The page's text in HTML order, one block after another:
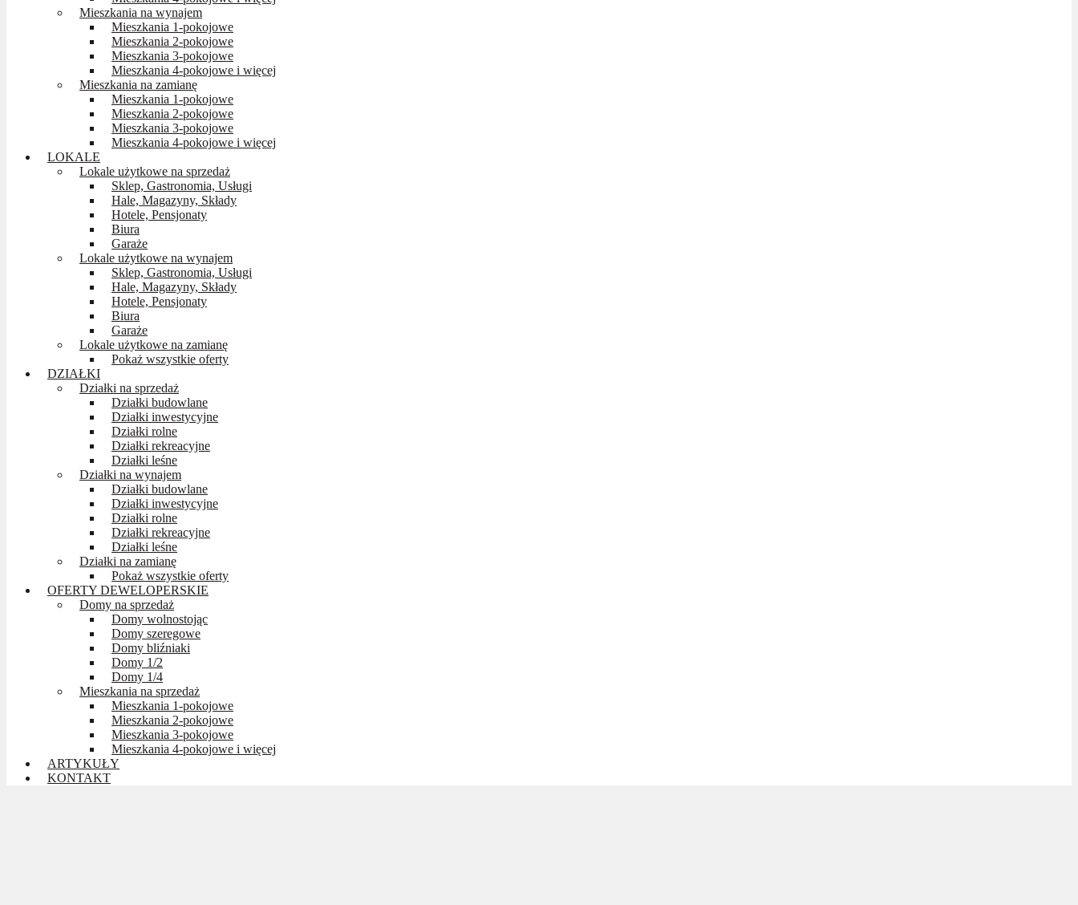
Mieszkania na wynajem
Mieszkania 1-pokojowe
Mieszkania 2-pokojowe
Mieszkania 3-pokojowe
Mieszkania 4-pokojowe i więcej
Mieszkania na zamianę
Mieszkania 1-pokojowe
Mieszkania 2-pokojowe
Mieszkania 3-pokojowe
Mieszkania 4-pokojowe i więcej
LOKALE
Lokale użytkowe na sprzedaż
Sklep, Gastronomia, Usługi
Hale, Magazyny, Składy
Hotele, Pensjonaty
Biura
Garaże
Lokale użytkowe na wynajem
Sklep, Gastronomia, Usługi
Hale, Magazyny, Składy
Hotele, Pensjonaty
Biura
Garaże
Lokale użytkowe na zamianę
Pokaż wszystkie oferty
DZIAŁKI
Działki na sprzedaż
Działki budowlane
Działki inwestycyjne
Działki rolne
Działki rekreacyjne
Działki leśne
Działki na wynajem
Działki budowlane
Działki inwestycyjne
Działki rolne
Działki rekreacyjne
Działki leśne
Działki na zamianę
Pokaż wszystkie oferty
OFERTY DEWELOPERSKIE
Domy na sprzedaż
Domy wolnostojąc
Domy szeregowe
Domy bliźniaki
Domy 1/2
Domy 1/4
Mieszkania na sprzedaż
Mieszkania 1-pokojowe
Mieszkania 2-pokojowe
Mieszkania 3-pokojowe
Mieszkania 4-pokojowe i więcej
ARTYKUŁY
KONTAKT